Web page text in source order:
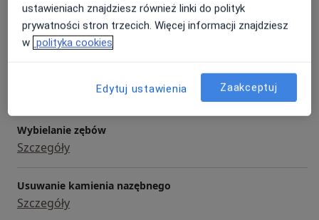
Konsultacja stomatologiczna
Szczegóły
Wybielanie zębów
Szczegóły
Usuwanie kamienia nazębnego
Szczegóły
ustawieniach znajdziesz również linki do polityk
prywatności stron trzecich. Więcej informacji znajdziesz
w polityka cookies
Edytuj ustawienia Zaakceptuj